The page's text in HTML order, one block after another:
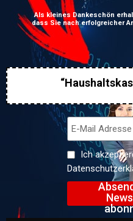
Preis:
UNSERE
Als kleines Dankeschön
dass Sie nach erfolgreicher
Ich